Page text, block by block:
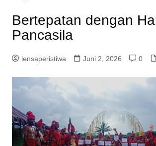
Bertepatan dengan
Pancasila
lensaperistiwa Juni 2, 2026 0